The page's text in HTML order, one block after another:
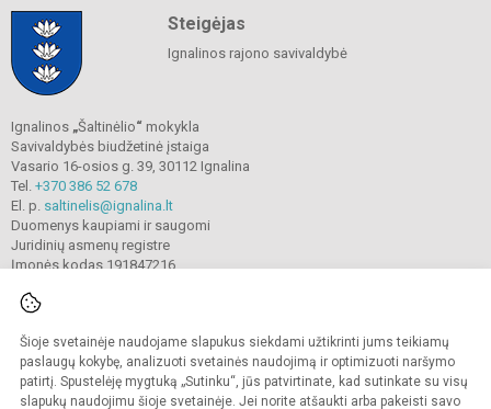
Šioje svetainėje naudojame slapukus siekdami užtikrinti jums teikiamų
paslaugų kokybę, analizuoti svetainės naudojimą ir optimizuoti naršymo
patirtį. Spustelėję mygtuką „Sutinku“, jūs patvirtinate, kad sutinkate su visų
slapukų naudojimu šioje svetainėje. Jei norite atšaukti arba pakeisti savo
Steigėjas
Ignalinos rajono savivaldybė
Ignalinos „Šaltinėlio“ mokykla
Savivaldybės biudžetinė įstaiga
Vasario 16-osios g. 39, 30112 Ignalina
Tel. +370 386 52 678
El. p. saltinelis@ignalina.lt
Duomenys kaupiami ir saugomi
Juridinių asmenų registre
Įmonės kodas 191847216
© 2022. Ignalinos„Šaltinėlio “mokykla. Visos teisės saugomos.
Kopijuoti turinį be raštiško gimnazijos sutikimo griežtai draudžiama.
Prieinamumo paraiška Slapukų valdymas